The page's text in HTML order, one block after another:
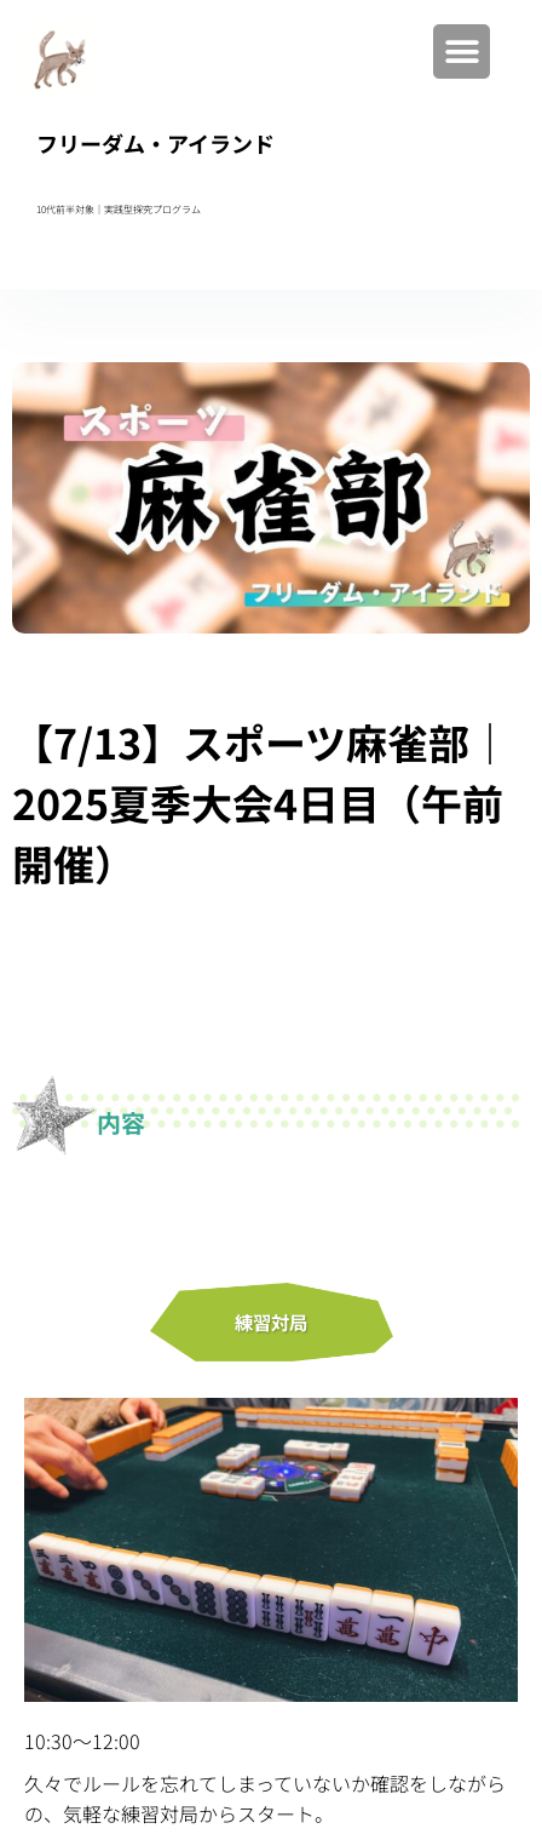
フリーダム・アイランド
10代前半対象｜実践型探究プログラム
【7/13】スポーツ麻雀部｜
2025夏季大会4日目（午前
開催）
内容
練習対局
10:30〜12:00
久々でルールを忘れてしまっていないか確認をしながら
の、気軽な練習対局からスタート。